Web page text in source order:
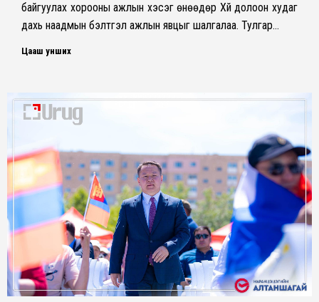
байгуулах хорооны ажлын хэсэг өнөөдөр Хүй долоон худаг
дахь наадмын бэлтгэл ажлын явцыг шалгалаа. Тулгар…
Цааш унших